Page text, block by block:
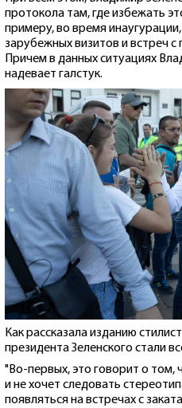
протокола там, где избежать
примеру, во время
зарубежных визитов и встреч с
Причем в данных ситуациях
надевает галстук.
Как рассказала изданию
президента Зеленского стали
"Во-первых, это говорит о том,
и не хочет следовать
появляться на встречах с